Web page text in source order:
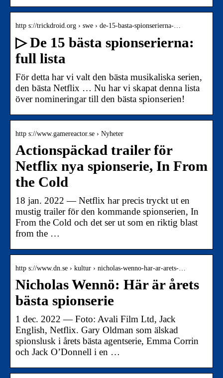
http s://trickdroid.org › swe › de-15-basta-spionserierna-…
▷ De 15 bästa spionserierna:
full lista
För detta har vi valt den bästa musikaliska serien,
den bästa Netflix … Nu har vi skapat denna lista
över nomineringar till den bästa spionserien!
http s://www.gamereactor.se › Nyheter
Actionspäckad trailer för
Netflix nya spionserie, In From
the Cold
18 jan. 2022 — Netflix har precis tryckt ut en
mustig trailer för den kommande spionserien, In
From the Cold och det ser ut som en riktig blast
from the …
http s://www.dn.se › kultur › nicholas-wenno-har-ar-arets-…
Nicholas Wennö: Här är årets
bästa spionserie
1 dec. 2022 — Foto: Avali Film Ltd, Jack
English, Netflix. Gary Oldman som älskad
spionslusk i årets bästa agentserie, Emma Corrin
och Jack O’Donnell i en …